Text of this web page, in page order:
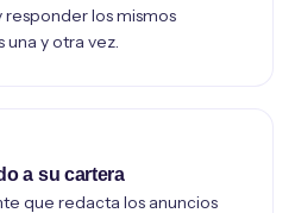
los mismos
y otra vez.
a su cartera
que redacta los anuncios